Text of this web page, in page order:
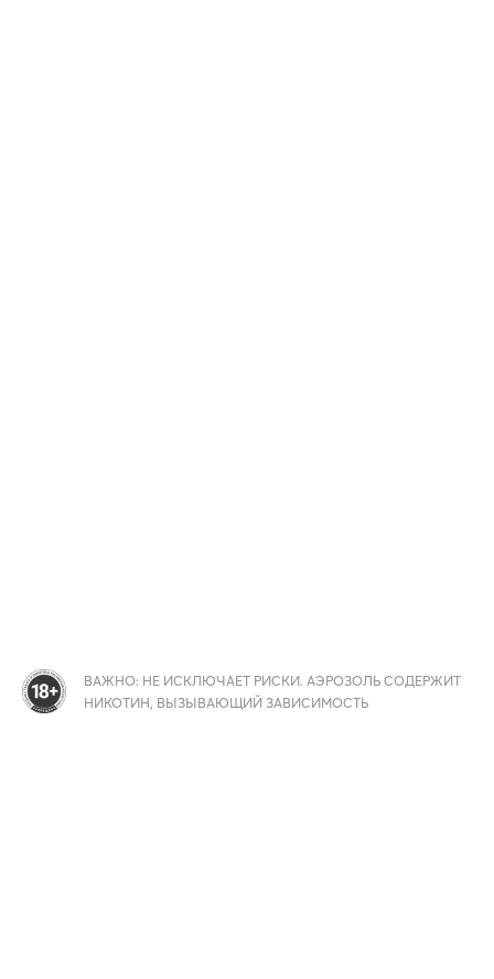
ВАЖНО: НЕ ИСКЛЮЧАЕТ РИСКИ. АЭРОЗОЛЬ СОДЕРЖИТ
НИКОТИН, ВЫЗЫВАЮЩИЙ ЗАВИСИМОСТЬ